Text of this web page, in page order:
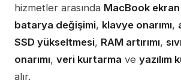
hizmetler arasında MacBook
batarya değişimi, klavye onarımı,
SSD yükseltmesi, RAM artırımı,
onarımı, veri kurtarma ve yazılım
alır.